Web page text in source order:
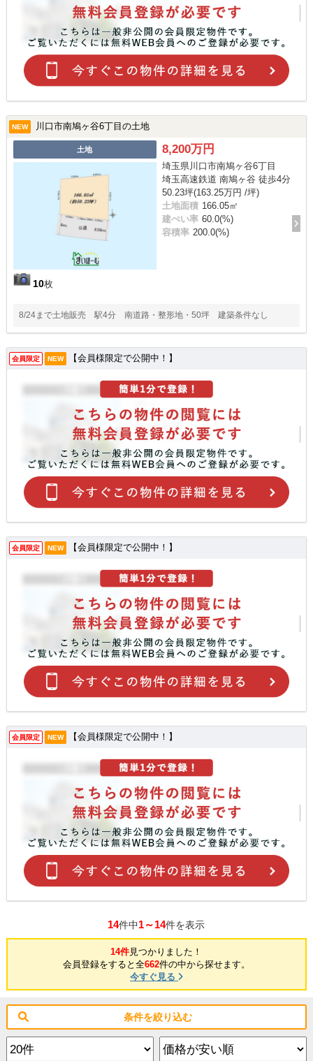
NEW 川口市南鳩ヶ谷6丁目の土地
土地
10枚
8,200万円
埼玉県川口市南鳩ヶ谷6丁目
埼玉高速鉄道 南鳩ヶ谷 徒歩4分
50.23坪(163.25万円 /坪)
土地面積 166.05㎡
建ぺい率 60.0(%)
容積率 200.0(%)
8/24まで土地販売 駅4分 南道路・整形地・50坪 建築条件なし
会員限定 NEW 【会員様限定で公開中！】
会員限定 NEW 【会員様限定で公開中！】
会員限定 NEW 【会員様限定で公開中！】
14件中1～14件を表示
14件見つかりました！
会員登録をすると全662件の中から探せます。
今すぐ見る
条件を絞り込む